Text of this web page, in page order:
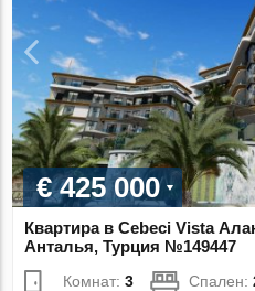
€ 425 000
Квартира в Cebeci Vista
Анталья, Турция №149447
Комнат:3 Спален: